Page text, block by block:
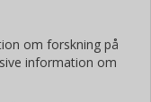
om forskning på
information om